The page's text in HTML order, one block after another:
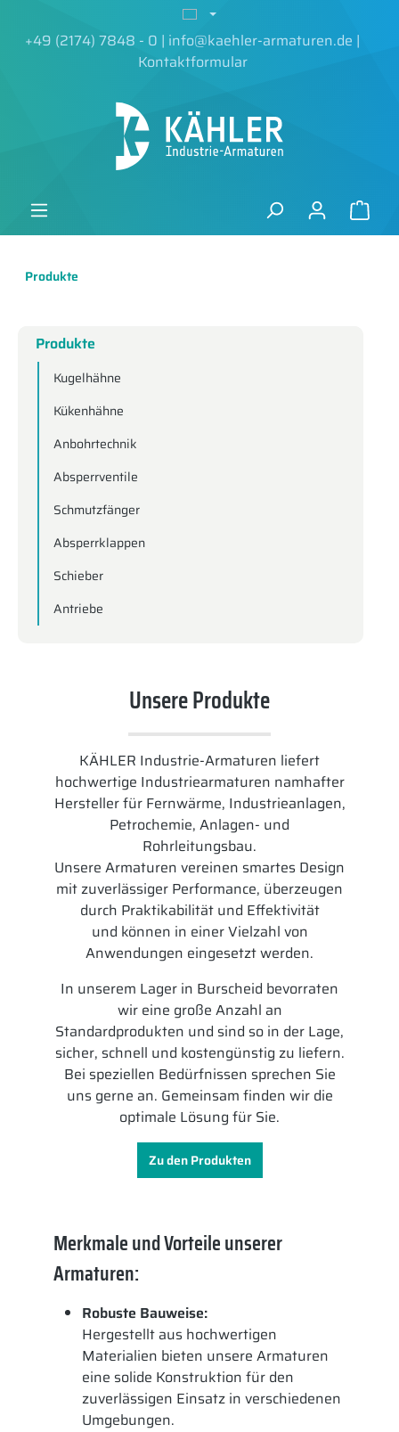
+49 (2174) 7848 - 0 | info@kaehler-armaturen.de |
Kontaktformular
Produkte
Produkte
Kugelhähne
Kükenhähne
Anbohrtechnik
Absperrventile
Schmutzfänger
Absperrklappen
Schieber
Antriebe
Unsere Produkte
KÄHLER Industrie-Armaturen liefert
hochwertige Industriearmaturen namhafter
Hersteller für Fernwärme, Industrieanlagen,
Petrochemie, Anlagen- und
Rohrleitungsbau.
Unsere Armaturen vereinen smartes Design
mit zuverlässiger Performance, überzeugen
durch Praktikabilität und Effektivität
und können in einer Vielzahl von
Anwendungen eingesetzt werden.
In unserem Lager in Burscheid bevorraten
wir eine große Anzahl an
Standardprodukten und sind so in der Lage,
sicher, schnell und kostengünstig zu liefern.
Bei speziellen Bedürfnissen sprechen Sie
uns gerne an. Gemeinsam finden wir die
optimale Lösung für Sie.
Zu den Produkten
Merkmale und Vorteile unserer
Armaturen:
Robuste Bauweise:
Hergestellt aus hochwertigen
Materialien bieten unsere Armaturen
eine solide Konstruktion für den
zuverlässigen Einsatz in verschiedenen
Umgebungen.